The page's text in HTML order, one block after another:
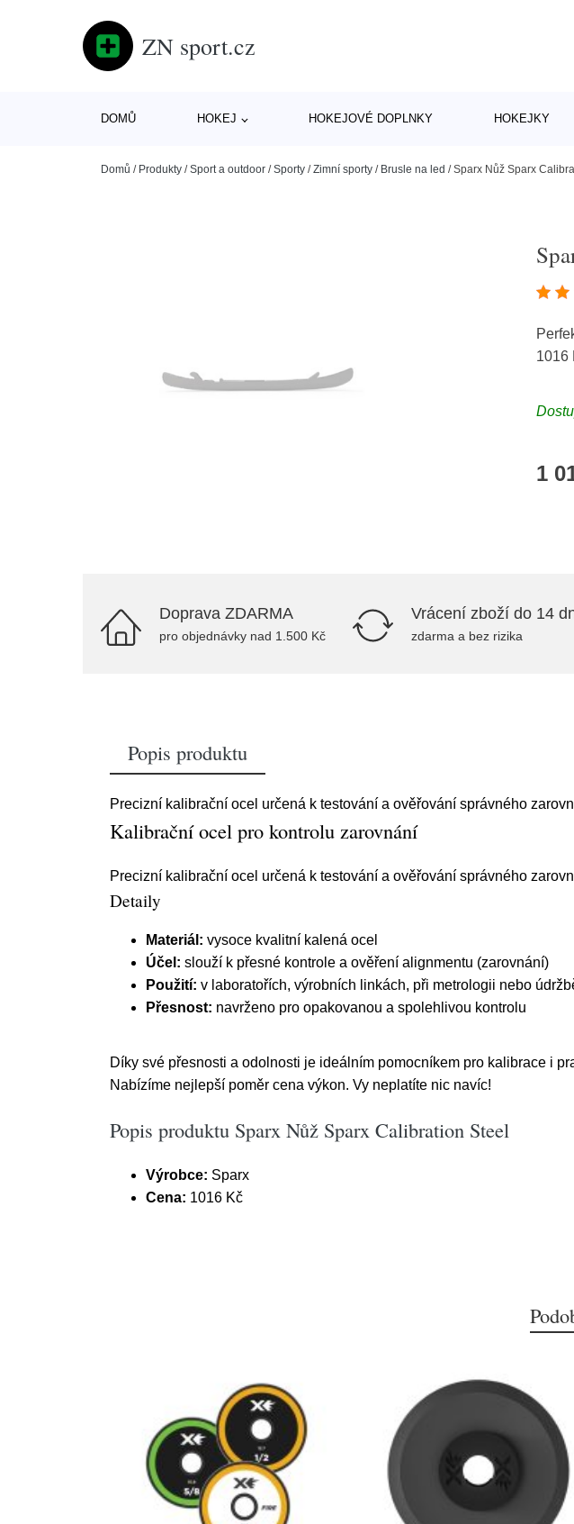
ZN sport.cz
DOMŮ HOKEJ HOKEJOVÉ DOPLNKY HOKEJKY
Domů / Produkty /Sport a outdoor /Sporty /Zimní sporty / Brusle na led /Sparx Nůž Sparx
1016
1
Doprava ZDARMA
pro objednávky nad 1.500 Kč
Vrácení zboží do 14
zdarma a bez rizika
Popis produktu
Precizní kalibrační ocel určená k testování a ověřování správného
Kalibrační ocel pro kontrolu zarovnání
Precizní kalibrační ocel určená k testování a ověřování správného
Detaily
Materiál: vysoce kvalitní kalená ocel
Účel: slouží k přesné kontrole a ověření alignmentu (zarovnání)
Použití: v laboratořích, výrobních linkách, při metrologii nebo
Přesnost: navrženo pro opakovanou a spolehlivou kontrolu
Díky své přesnosti a odolnosti je ideálním pomocníkem pro kalibrace i
Nabízíme nejlepší poměr cena výkon. Vy neplatíte nic navíc!
Popis produktu Sparx Nůž Sparx Calibration Steel
Výrobce: Sparx
Cena: 1016 Kč